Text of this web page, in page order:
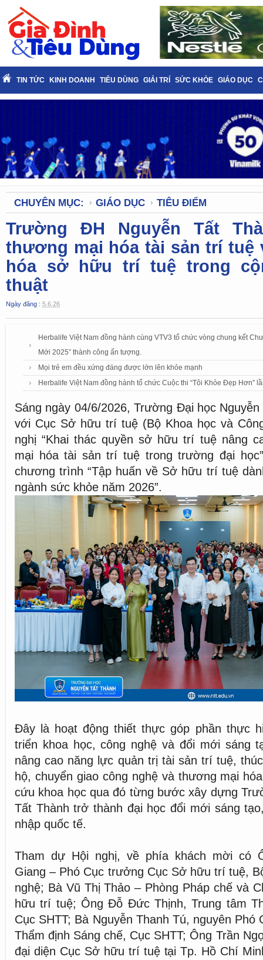
TIN TỨC KINH DOANH TIÊU DÙNG GIẢI TRÍ SỨC KHỎE GIÁO DỤC
CHUYÊN MỤC: GIÁO DỤC TIÊU ĐIỂM
Trường ĐH Nguyễn Tất
thương mại hóa tài sản trí tuệ
hóa sở hữu trí tuệ trong
thuật
Ngày đăng : 5.6.26
Herbalife Việt Nam đồng hành cùng VTV3 tổ chức vòng chung kết
Mới 2025” thành công ấn tượng.
Mọi trẻ em đều xứng đáng được lớn lên khỏe mạnh
Herbalife Việt Nam đồng hành tổ chức Cuộc thi “Tôi Khỏe Đẹp Hơn”
Sáng ngày 04/6/2026, Trường Đại học
với Cục Sở hữu trí tuệ (Bộ Khoa học và
nghị “Khai thác quyền sở hữu trí tuệ nâng
mại hóa tài sản trí tuệ trong trường đại
chương trình “Tập huấn về Sở hữu trí tuệ
ngành sức khỏe năm 2026”.
Đây là hoạt động thiết thực góp phần thực
triển khoa học, công nghệ và đổi mới sáng
nâng cao năng lực quản trị tài sản trí tuệ,
hộ, chuyển giao công nghệ và thương mại
cứu khoa học qua đó từng bước xây dựng
Tất Thành trở thành đại học đổi mới sáng
nhập quốc tế.
Tham dự Hội nghị, về phía khách mời có
Giang – Phó Cục trưởng Cục Sở hữu trí tuệ,
nghệ; Bà Vũ Thị Thảo – Phòng Pháp chế và
hữu trí tuệ; Ông Đỗ Đức Thịnh, Trung tâm
Cục SHTT; Bà Nguyễn Thanh Tú, nguyên Phó
Thẩm định Sáng chế, Cục SHTT; Ông Trần
đại diện Cục Sở hữu trí tuệ tại Tp. Hồ Chí